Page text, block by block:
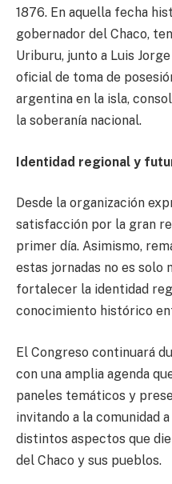
1876. En aquella fecha
gobernador del Chaco,
Uriburu, junto a Luis
oficial de toma de
argentina en la isla,
la soberanía nacional.
Identidad regional y
Desde la organización
satisfacción por la gran
primer día. Asimismo,
estas jornadas no es solo
fortalecer la identidad
conocimiento histórico
El Congreso continuará
con una amplia agenda
paneles temáticos y
invitando a la comunidad
distintos aspectos que
del Chaco y sus pueblos.